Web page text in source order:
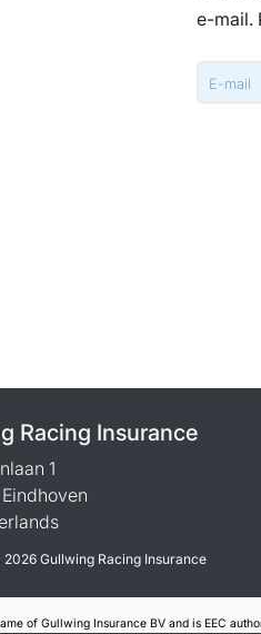
e-mail.
Racing Insurance
1
Gullwing Racing Insurance
of Gullwing Insurance BV and is EEC